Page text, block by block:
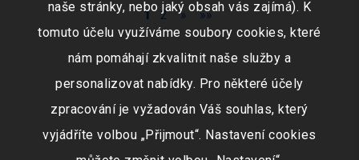
1 2 » »»
naše stránky, nebo jaký obsah vás zajímá). K
tomuto účelu využíváme soubory cookies, které
nám pomáhají zkvalitnit naše služby a
personalizovat nabídky. Pro některé účely
zpracování je vyžadován Váš souhlas, který
vyjádříte volbou „Přijmout“. Nastavení cookies